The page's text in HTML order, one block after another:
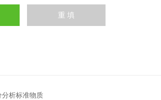
析标准物质